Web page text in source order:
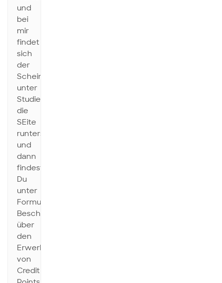
und
bei
mir
findet
sich
der
Schein
unter
Studieninfos,
die
SEite
runterscrollen
und
dann
findest
Du
unter
Formulare
Bescheinigung
über
den
Erwerb
von
Credit